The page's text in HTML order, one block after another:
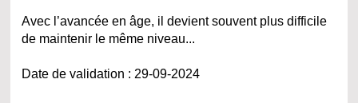
Avec l’avancée en âge, il devient souvent plus difficile
de maintenir le même niveau...
Date de validation : 29-09-2024